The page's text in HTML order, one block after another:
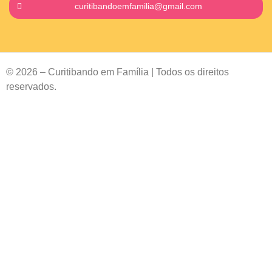
curitibandoemfamilia@gmail.com
© 2026 – Curitibando em Família | Todos os direitos
reservados.